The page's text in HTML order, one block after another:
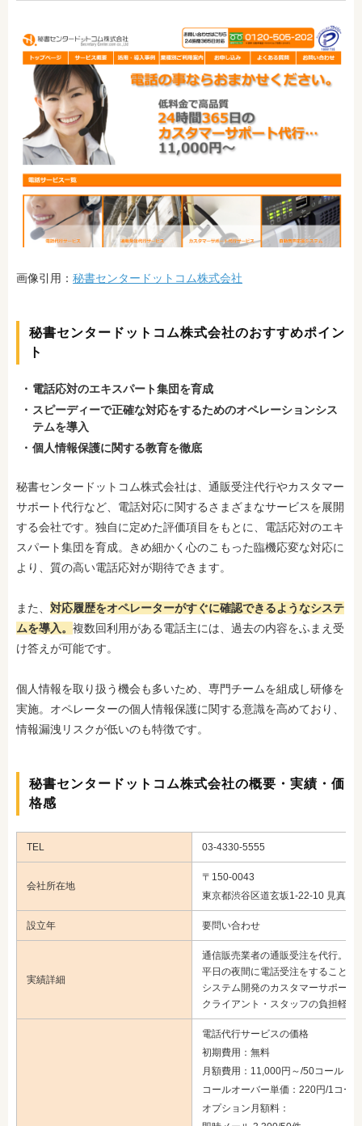
画像引用： 秘書センタードットコム株式会社
秘書センタードットコム株式会社のおすすめポイン
ト
電話応対のエキスパート集団を育成
スピーディーで正確な対応をするためのオペレーションシス
テムを導入
個人情報保護に関する教育を徹底
秘書センタードットコム株式会社は、通販受注代行やカスタマー
サポート代行など、電話対応に関するさまざまなサービスを展開
する会社です。独自に定めた評価項目をもとに、電話応対のエキ
スパート集団を育成。きめ細かく心のこもった臨機応変な対応に
より、質の高い電話応対が期待できます。
また、 対応履歴をオペレーターがすぐに確認できるようなシステ
ムを導入。 複数回利用がある電話主には、過去の内容をふまえ受
け答えが可能です。
個人情報を取り扱う機会も多いため、専門チームを組成し研修を
実施。オペレーターの個人情報保護に関する意識を高めており、
情報漏洩リスクが低いのも特徴です。
秘書センタードットコム株式会社の概要・実績・価
格感
TEL 03-4330-5555
会社所在地
〒150-0043
東京都渋谷区道玄坂1-22-10 見真ビ
設立年 要問い合わせ
実績詳細
通信販売業者の通販受注を代行。休
平日の夜間に電話受注をすることで
システム開発のカスタマーサポート
クライアント・スタッフの負担軽減
電話代行サービスの価格
初期費用：無料
月額費用：11,000円～/50コール
コールオーバー単価：220円/1コール
オプション月額料：